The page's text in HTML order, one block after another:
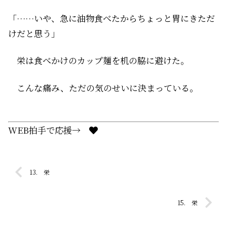
「……いや、急に油物食べたからちょっと胃にきただ
けだと思う」
栄は食べかけのカップ麺を机の脇に避けた。
こんな痛み、ただの気のせいに決まっている。
WEB拍手で応援→
13. 栄
15. 栄